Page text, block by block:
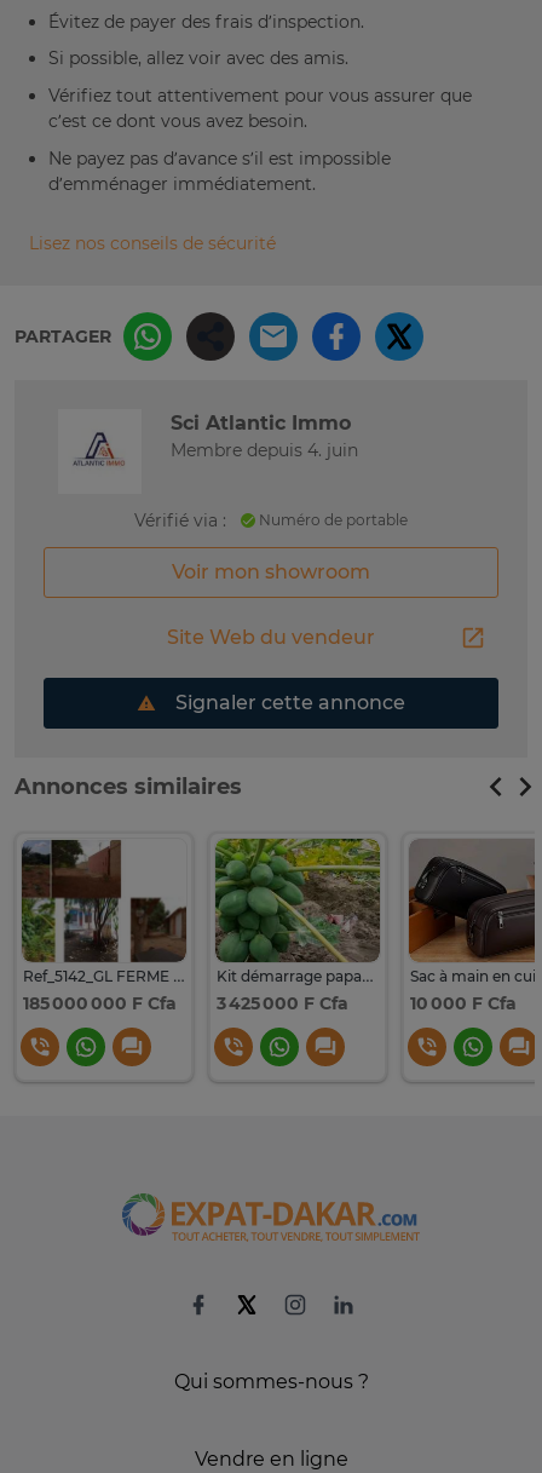
Évitez de payer des frais d’inspection.
Si possible, allez voir avec des amis.
Vérifiez tout attentivement pour vous assurer que
c’est ce dont vous avez besoin.
Ne payez pas d’avance s’il est impossible
d’emménager immédiatement.
Lisez nos conseils de sécurité
PARTAGER
Sci Atlantic Immo
Membre depuis 4. juin
Vérifié via : Numéro de portable
Voir mon showroom
Site Web du vendeur
Signaler cette annonce
Annonces similaires
Ref_5142_GL FERME AGRO-BUSINESS CLÉ EN MAIN À VENDRE
185 000 000 F Cfa
Kit démarrage papaye clé en main
3 425 000 F Cfa 10 000 F Cfa
Qui sommes-nous ?
Vendre en ligne